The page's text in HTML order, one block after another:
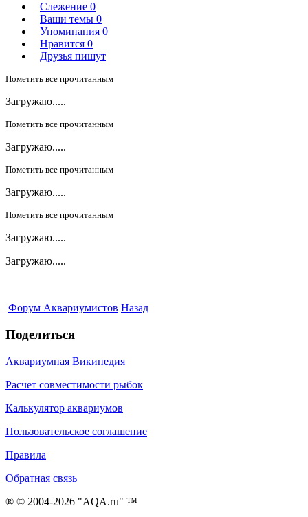
Слежение 0
Ваши темы 0
Упоминания 0
Нравится 0
Друзья пишут
Пометить все прочитанным
Загружаю.....
Пометить все прочитанным
Загружаю.....
Пометить все прочитанным
Загружаю.....
Пометить все прочитанным
Загружаю.....
Загружаю.....
Форум Аквариумистов Назад
Поделиться
Аквариумная Википедия
Расчет совместимости рыбок
Калькулятор аквариумов
Пользовательское соглашение
Правила
Обратная связь
® © 2004-2026 "AQA.ru" ™